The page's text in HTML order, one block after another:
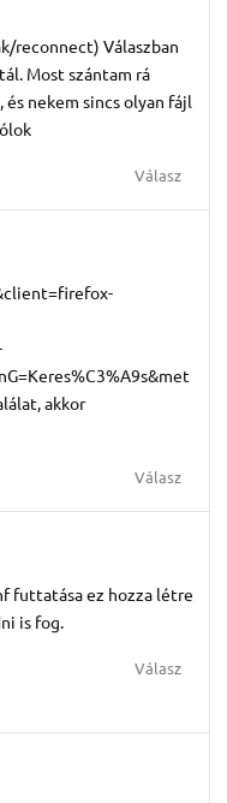
reconnect) Válaszban
Most szántam rá
nekem sincs olyan fájl
Válasz
akkor
Válasz
futtatása ez hozza létre
is fog.
Válasz